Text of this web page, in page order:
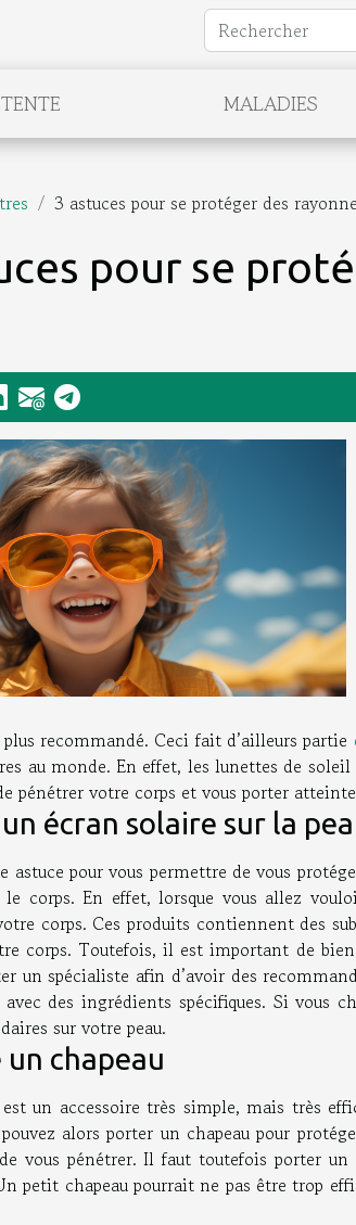
MALADIES
3 astuces pour se protéger des
pour se
recommandé. Ceci fait d’ailleurs partie
au monde. En effet, les lunettes de
pénétrer votre corps et vous porter
un écran solaire sur la
astuce pour vous permettre de vous
le corps. En effet, lorsque vous allez
corps. Ces produits contiennent des
corps. Toutefois, il est important de
un spécialiste afin d’avoir des
avec des ingrédients spécifiques. Si vous
sur votre peau.
chapeau
est un accessoire très simple, mais très
alors porter un chapeau pour
vous pénétrer. Il faut toutefois porter
petit chapeau pourrait ne pas être trop